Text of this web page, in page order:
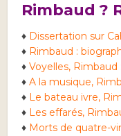
Rimbaud ?
♦ Dissertation sur
♦ Rimbaud :
♦Voyelles, Rimbaud
♦A la musique,
♦ Le bateau ivre,
♦ Les effarés,
♦ Morts de quatre-